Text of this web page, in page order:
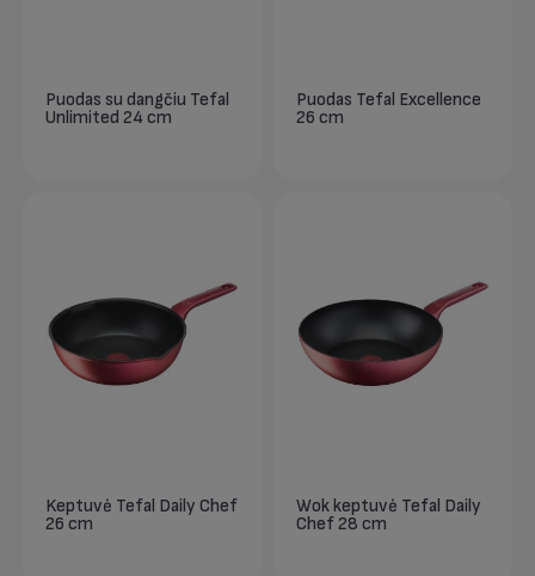
Puodas su dangčiu Tefal
Unlimited 24 cm
Puodas Tefal Excellence
26 cm
Keptuvė Tefal Daily Chef
26 cm
Wok keptuvė Tefal Daily
Chef 28 cm